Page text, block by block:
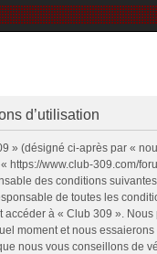
d’utilisation
» (désigné ci-après par «
https://www.club-309.com/
des conditions
de toutes les
accéder à « Club 309 ».
moment et nous
nous vous conseillons de